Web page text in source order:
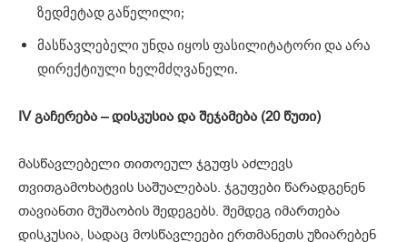
ზედმეტად გაწელილი;
მასწავლებელი უნდა იყოს ფასილიტატორი და არა
დირექტიული ხელმძღვანელი.
IVგაჩერება –დისკუსია და შეჯამება (20 წუთი)
მასწავლებელი თითოეულ ჯგუფს აძლევს
თვითგამოხატვის საშუალებას. ჯგუფები წარადგენენ
თავიანთი მუშაობის შედეგებს. შემდეგ იმართება
დისკუსია, სადაც მოსწავლეები ერთმანეთს უზიარებენ